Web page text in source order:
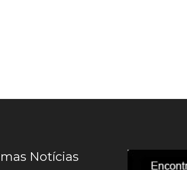
Notícias